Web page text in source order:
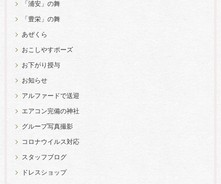
「浦安」の舞
「豊栄」の舞
あぜくら
おこしやすポーズ
お下がり授与
お知らせ
アルファードで送迎
エアコン完備の神社
グループ写真撮影
コロナウイルス対応
スタッフブログ
ドレスショップ